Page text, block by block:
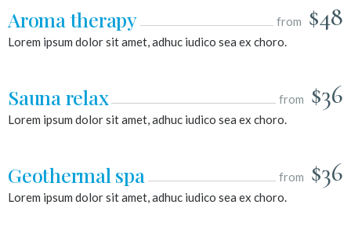
Aroma therapy from $48
Lorem ipsum dolor sit amet, adhuc iudico sea ex choro.
Sauna relax from $36
Lorem ipsum dolor sit amet, adhuc iudico sea ex choro.
Geothermal spa from $36
Lorem ipsum dolor sit amet, adhuc iudico sea ex choro.